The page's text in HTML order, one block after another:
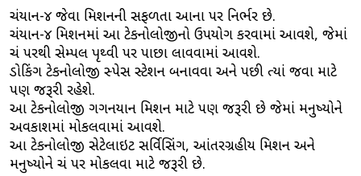
ચંદ્રયાન-૪ જેવા મિશનની સફળતા આના પર નિર્ભર છે.
ચંદ્રયાન-૪ મિશનમાં આ ટેકનોલોજીનો ઉપયોગ કરવામાં આવશે, જેમાં
ચંદ્ર પરથી સેમ્પલ પૃથ્વી પર પાછા લાવવામાં આવશે.
ડોકિંગ ટેકનોલોજી સ્પેસ સ્ટેશન બનાવવા અને પછી ત્યાં જવા માટે
પણ જરૂરી રહેશે.
આ ટેકનોલોજી ગગનયાન મિશન માટે પણ જરૂરી છે જેમાં મનુષ્યોને
અવકાશમાં મોકલવામાં આવશે.
આ ટેકનોલોજી સેટેલાઇટ સર્વિસિંગ, આંતરગ્રહીય મિશન અને
મનુષ્યોને ચંદ્ર પર મોકલવા માટે જરૂરી છે.